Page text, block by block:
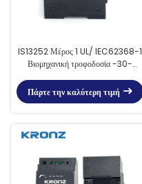
IS13252 Μέρος 1 UL/ IEC62368-1
Βιομηχανική τροφοδοσία -30-
Πάρτε την καλύτερη τιμή